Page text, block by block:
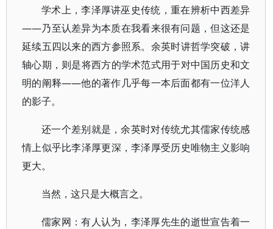
学术上，李泽厚讲巫史传统，重在辨析中西差异
——乃至认差异为本质在我看来很有问题，但这还是
延续五四以来的西方参照系。余英时讲哲学突破，讲
轴心期，则是将西方的学术范式用于对中国历史和文
明的阐释——他的著作几乎每一本后面都有一位洋人
的影子。
还一个差别就是，余英时对传统尤其儒家传统感
情上似乎比李泽厚更深，李泽厚受历史唯物主义影响
更大。
当然，这只是大概言之。
儒家网：有人认为，李泽厚先生的逝世宣告着一